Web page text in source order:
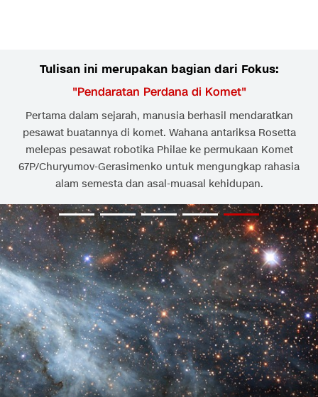
Tulisan ini merupakan bagian dari Fokus:
"Pendaratan Perdana di Komet"
Pertama dalam sejarah, manusia berhasil mendaratkan
pesawat buatannya di komet. Wahana antariksa Rosetta
melepas pesawat robotika Philae ke permukaan Komet
67P/Churyumov-Gerasimenko untuk mengungkap rahasia
alam semesta dan asal-muasal kehidupan.